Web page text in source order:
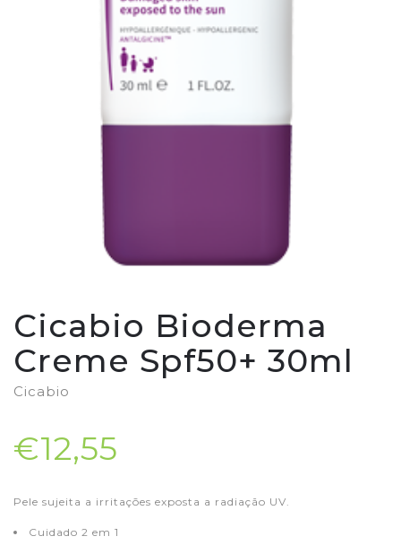
Cicabio Bioderma
Creme Spf50+ 30ml
Cicabio
€12,55
Pele sujeita a irritações exposta a radiação UV.
Cuidado 2 em 1